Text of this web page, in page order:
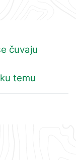
čuvaju
temu